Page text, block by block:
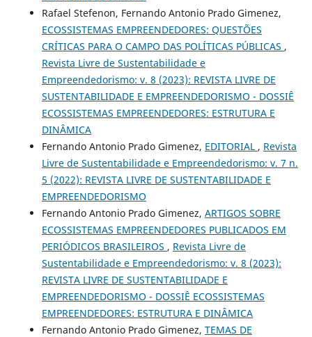
Rafael Stefenon, Fernando Antonio Prado Gimenez,
ECOSSISTEMAS EMPREENDEDORES: QUESTÕES
CRÍTICAS PARA O CAMPO DAS POLÍTICAS PÚBLICAS ,
Revista Livre de Sustentabilidade e
Empreendedorismo: v. 8 (2023): REVISTA LIVRE DE
SUSTENTABILIDADE E EMPREENDEDORISMO - DOSSIÊ
ECOSSISTEMAS EMPREENDEDORES: ESTRUTURA E
DINÂMICA
Fernando Antonio Prado Gimenez, EDITORIAL , Revista
Livre de Sustentabilidade e Empreendedorismo: v. 7 n.
5 (2022): REVISTA LIVRE DE SUSTENTABILIDADE E
EMPREENDEDORISMO
Fernando Antonio Prado Gimenez, ARTIGOS SOBRE
ECOSSISTEMAS EMPREENDEDORES PUBLICADOS EM
PERIÓDICOS BRASILEIROS , Revista Livre de
Sustentabilidade e Empreendedorismo: v. 8 (2023):
REVISTA LIVRE DE SUSTENTABILIDADE E
EMPREENDEDORISMO - DOSSIÊ ECOSSISTEMAS
EMPREENDEDORES: ESTRUTURA E DINÂMICA
Fernando Antonio Prado Gimenez, TEMAS DE